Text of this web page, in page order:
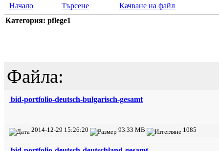
Начало Търсене
Качване на файл
Категория: pflege1
Файла:
bid-portfolio-deutsch-bulgarisch-gesamt
2014-12-29 15:26:20 93.33 MB 1085